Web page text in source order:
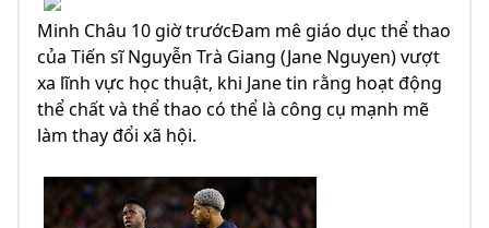
Minh Châu 10 giờ trướcĐam mê giáo dục thể thao
của Tiến sĩ Nguyễn Trà Giang (Jane Nguyen) vượt
xa lĩnh vực học thuật, khi Jane tin rằng hoạt động
thể chất và thể thao có thể là công cụ mạnh mẽ
làm thay đổi xã hội.